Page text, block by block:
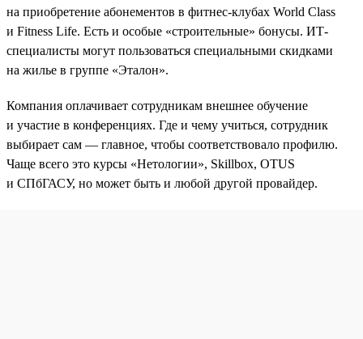
на приобретение абонементов в фитнес-клубах World Class
и Fitness Life. Есть и особые «строительные» бонусы. ИТ-
специалисты могут пользоваться специальными скидками
на жилье в группе «Эталон».
Компания оплачивает сотрудникам внешнее обучение
и участие в конференциях. Где и чему учиться, сотрудник
выбирает сам — главное, чтобы соответствовало профилю.
Чаще всего это курсы «Нетологии», Skillbox, OTUS
и СПбГАСУ, но может быть и любой другой провайдер.